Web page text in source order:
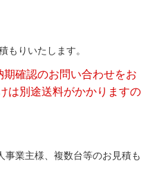
もりいたします。
確認のお問い合わせをお
は別途送料がかかりますの
業主様、複数台等のお見積も